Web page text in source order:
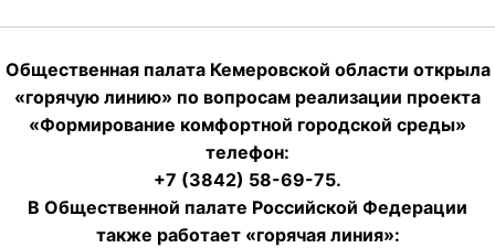
Общественная палата Кемеровской области открыла
«горячую линию» по вопросам реализации проекта
«Формирование комфортной городской среды»
телефон:
+7 (3842) 58-69-75.
В Общественной палате Российской Федерации
также работает «горячая линия»: